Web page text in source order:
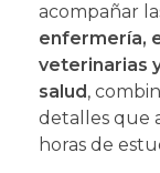
acompañar
enfermería,
veterinarias
salud ,
detalles que
horas de